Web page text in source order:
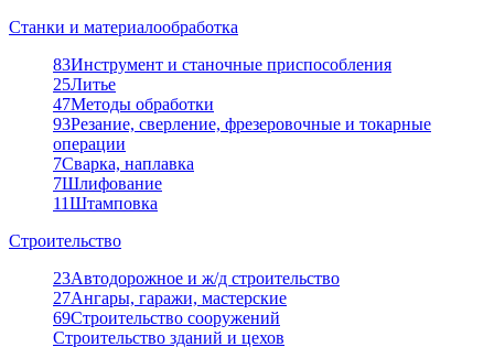
Станки и материалообработка
83Инструмент и станочные приспособления
25Литье
47Методы обработки
93Резание, сверление, фрезеровочные и токарные
операции
7Сварка, наплавка
7Шлифование
11Штамповка
Строительство
23Автодорожное и ж/д строительство
27Ангары, гаражи, мастерские
69Строительство сооружений
Строительство зданий и цехов